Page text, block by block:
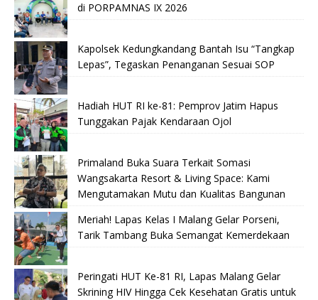
di PORPAMNAS IX 2026
Kapolsek Kedungkandang Bantah Isu “Tangkap
Lepas”, Tegaskan Penanganan Sesuai SOP
Hadiah HUT RI ke-81: Pemprov Jatim Hapus
Tunggakan Pajak Kendaraan Ojol
Primaland Buka Suara Terkait Somasi
Wangsakarta Resort & Living Space: Kami
Mengutamakan Mutu dan Kualitas Bangunan
Meriah! Lapas Kelas I Malang Gelar Porseni,
Tarik Tambang Buka Semangat Kemerdekaan
Peringati HUT Ke-81 RI, Lapas Malang Gelar
Skrining HIV Hingga Cek Kesehatan Gratis untuk